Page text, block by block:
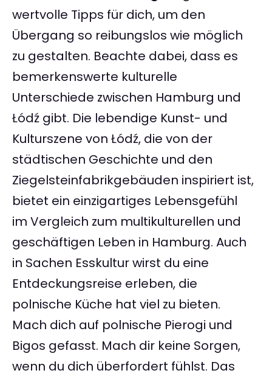
wertvolle Tipps für dich, um den
Übergang so reibungslos wie möglich
zu gestalten. Beachte dabei, dass es
bemerkenswerte kulturelle
Unterschiede zwischen Hamburg und
Łódź gibt. Die lebendige Kunst- und
Kulturszene von Łódź, die von der
städtischen Geschichte und den
Ziegelsteinfabrikgebäuden inspiriert ist,
bietet ein einzigartiges Lebensgefühl
im Vergleich zum multikulturellen und
geschäftigen Leben in Hamburg. Auch
in Sachen Esskultur wirst du eine
Entdeckungsreise erleben, die
polnische Küche hat viel zu bieten.
Mach dich auf polnische Pierogi und
Bigos gefasst. Mach dir keine Sorgen,
wenn du dich überfordert fühlst. Das